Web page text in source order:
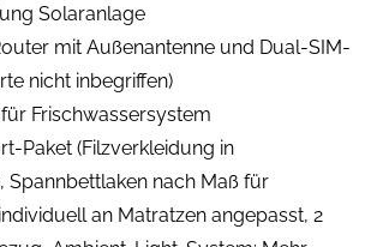
Solaranlage
mit Außenantenne und Dual-SIM-
nicht inbegriffen)
Frischwassersystem
Paket (Filzverkleidung in
Spannbettlaken nach Maß für
an Matratzen angepasst, 2